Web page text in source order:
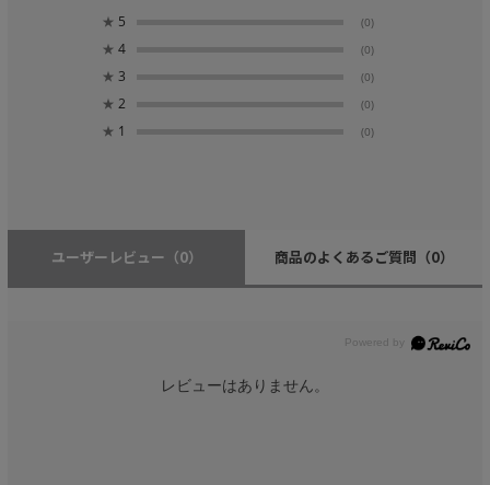
★ 5 (0)
★ 4 (0)
★ 3 (0)
★ 2 (0)
★ 1 (0)
ユーザーレビュー （0） 商品のよくあるご質問 （0）
レビューはありません。